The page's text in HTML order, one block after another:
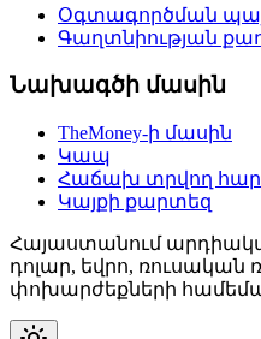
Օգտագործման
Գաղտնիության
Նախագծի մասին
TheMoney-ի մասին
Կապ
Հաճախ տրվող
Կայքի քարտեզ
Հայաստանում
դոլար, եվրո, ռուսական
փոխարժեքների